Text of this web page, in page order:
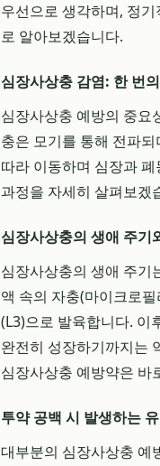
우선으로 생각하며, 정기
로 알아보겠습니다.
심장사상충 감염: 한 번
심장사상충 예방의 중요
충은 모기를 통해 전파
따라 이동하며 심장과
과정을 자세히 살펴보겠
심장사상충의 생애 주기
심장사상충의 생애 주기
액 속의 자충(마이크로
(L3)으로 발육합니다. 이
완전히 성장하기까지는
심장사상충 예방약은 바
투약 공백 시 발생하는
대부분의 심장사상충 예